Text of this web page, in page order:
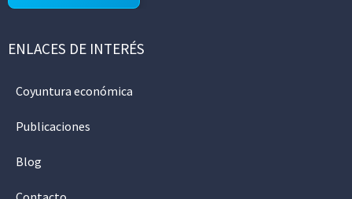
ENLACES DE INTERÉS
Coyuntura económica
Publicaciones
Blog